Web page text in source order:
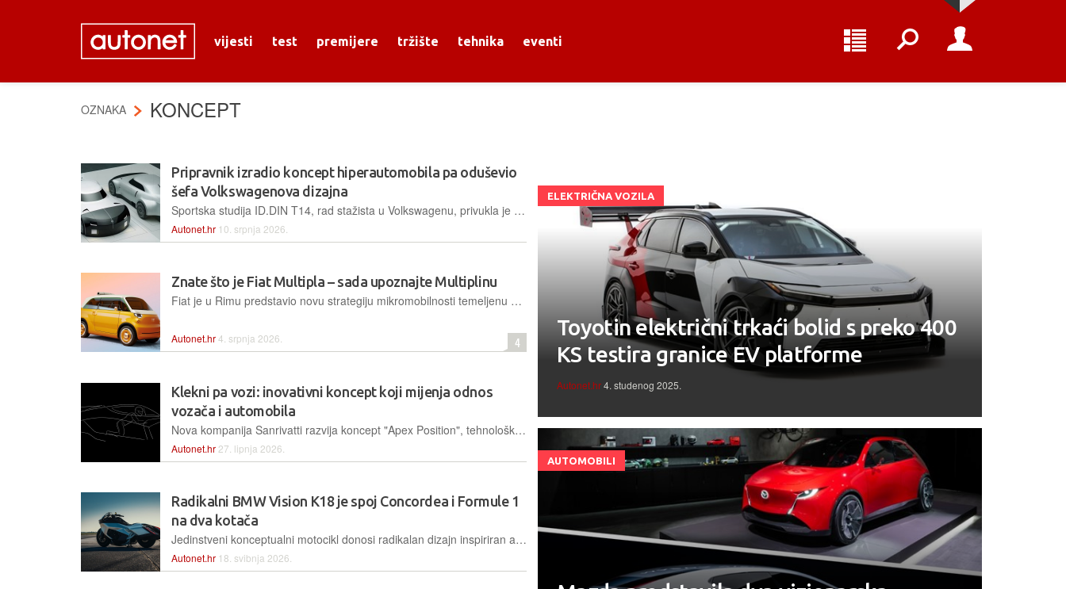
vijesti test premijere tržište tehnika eventi
OZNAKA KONCEPT
Pripravnik izradio koncept hiperautomobila pa oduševio
šefa Volkswagenova dizajna
Sportska studija ID.DIN T14, rad stažista u Volkswagenu, privukla je pozornost šefa dizajna Andreasa Mindta kao primjer odvažnog i modernog dizajna, pa ga je podijelio na Instagramu
Autonet.hr 10. srpnja 2026.
Znate što je Fiat Multipla – sada upoznajte Multiplinu
Fiat je u Rimu predstavio novu strategiju mikromobilnosti temeljenu na uspjehu modela Topolino, a osnaženu novim inačicama koncepta TRIS te viziji budućnosti kroz Multiplina Concept
Autonet.hr4. srpnja 2026. 4
Klekni pa vozi: inovativni koncept koji mijenja odnos
vozača i automobila
Nova kompanija Sanrivatti razvija koncept "Apex Position", tehnološko rješenje koje pozicioniranjem vozača prema naprijed i u središte nastoji unaprijediti kontrolu vozila i percepciju brzine
Autonet.hr 27. lipnja 2026.
Radikalni BMW Vision K18 je spoj Concordea i Formule 1
na dva kotača
Jedinstveni konceptualni motocikl donosi radikalan dizajn inspiriran avijacijom i tehnologijom iz Formule 1, a u središte stavlja prepoznatljivi redni motor sa šest cilindara
Autonet.hr 18. svibnja 2026.
ELEKTRIČNA VOZILA
Toyotin električni trkaći bolid s preko 400
KS testira granice EV platforme
Autonet.hr4. studenog 2025.
AUTOMOBILI